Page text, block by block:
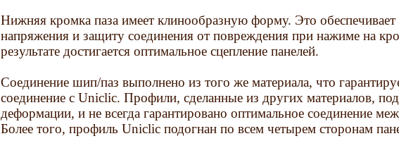
Нижняя кромка паза имеет клинообразную форму. Это обеспечивает
напряжения и защиту соединения от повреждения при нажиме на
результате достигается оптимальное сцепление панелей.
Соединение шип/паз выполнено из того же материала, что
соединение с Uniclic. Профили, сделанные из других материалов,
деформации, и не всегда гарантировано оптимальное соединение
Более того, профиль Uniclic подогнан по всем четырем сторонам